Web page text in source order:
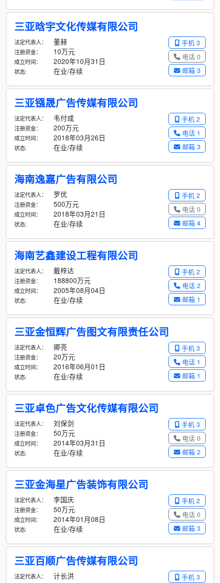
三亚晗宇文化传媒有限公司
手机 3
电话 0
邮箱 3
法定代表人： 董赫
注册资金： 10万元
成立时间： 2020年10月31日
状态: 在业/存续
三亚镪晟广告传媒有限公司
手机 2
电话 1
邮箱 3
法定代表人： 韦付成
注册资金： 200万元
成立时间： 2018年03月26日
状态: 在业/存续
海南逸嘉广告有限公司
手机 2
电话 0
邮箱 4
法定代表人： 罗优
注册资金： 500万元
成立时间： 2018年03月21日
状态: 在业/存续
海南艺鑫建设工程有限公司
手机 2
电话 2
邮箱 1
法定代表人： 戴梓达
注册资金： 188800万元
成立时间： 2005年08月04日
状态: 在业/存续
三亚金恒辉广告图文有限责任公司
手机 3
电话 1
邮箱 1
法定代表人： 卿亮
注册资金： 20万元
成立时间： 2016年06月01日
状态: 在业/存续
三亚卓色广告文化传媒有限公司
手机 3
电话 0
邮箱 2
法定代表人： 刘保剑
注册资金： 50万元
成立时间： 2014年03月31日
状态: 在业/存续
三亚金海星广告装饰有限公司
手机 2
电话 0
邮箱 3
法定代表人： 李国庆
注册资金： 50万元
成立时间： 2014年01月08日
状态: 在业/存续
三亚百顺广告传媒有限公司
手机 3
法定代表人： 计长洪